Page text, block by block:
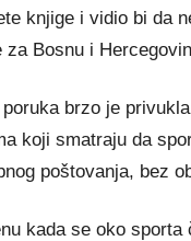
knjige i vidio bi da
za Bosnu i
brzo je
koji smatraju da
poštovanja, bez
kada se oko